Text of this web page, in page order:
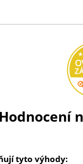
Hodnocení
tyto výhody: